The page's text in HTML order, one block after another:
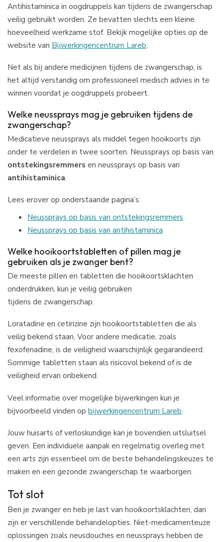
Antihistaminica in oogdruppels kan tijdens de zwangerschap
veilig gebruikt worden. Ze bevatten slechts een kleine
hoeveelheid werkzame stof. Bekijk mogelijke opties op de
website van Bijwerkingencentrum Lareb.
Net als bij andere medicijnen tijdens de zwangerschap, is
het altijd verstandig om professioneel medisch advies in te
winnen voordat je oogdruppels probeert.
Welke neussprays mag je gebruiken tijdens de
zwangerschap?
Medicatieve neussprays als middel tegen hooikoorts zijn
onder te verdelen in twee soorten. Neussprays op basis van
ontstekingsremmers en neussprays op basis van
antihistaminica.
Lees erover op onderstaande pagina’s:
Neussprays op basis van ontstekingsremmers
Neussprays op basis van antihistaminica
Welke hooikoortstabletten of pillen mag je
gebruiken als je zwanger bent?
De meeste pillen en tabletten die hooikoortsklachten
onderdrukken, kun je veilig gebruiken
tijdens de zwangerschap.
Loratadine en cetirizine zijn hooikoortstabletten die als
veilig bekend staan. Voor andere medicatie, zoals
fexofenadine, is de veiligheid waarschijnlijk gegarandeerd.
Sommige tabletten staan als risicovol bekend of is de
veiligheid ervan onbekend.
Veel informatie over mogelijke bijwerkingen kun je
bijvoorbeeld vinden op bijwerkingencentrum Lareb.
Jouw huisarts of verloskundige kan je bovendien uitsluitsel
geven. Een individuele aanpak en regelmatig overleg met
een arts zijn essentieel om de beste behandelingskeuzes te
maken en een gezonde zwangerschap te waarborgen.
Tot slot
Ben je zwanger en heb je last van hooikoortsklachten, dan
zijn er verschillende behandelopties. Niet-medicamenteuze
oplossingen zoals neusdouches en neussprays hebben de